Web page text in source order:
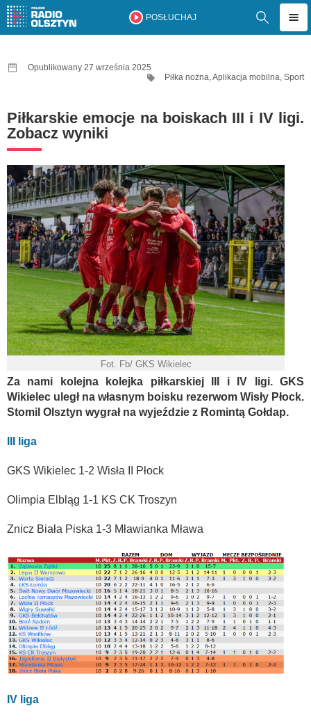
POSŁUCHAJ
Opublikowany 27 września 2025
Piłka nożna,Aplikacja mobilna, Sport
Piłkarskie emocje na boiskach III i IV ligi.
Zobacz wyniki
Fot. Fb/ GKS Wikielec
Za nami kolejna kolejka piłkarskiej III i IV ligi. GKS
Wikielec uległ na własnym boisku rezerwom Wisły Płock.
Stomil Olsztyn wygrał na wyjeździe z Romintą Gołdap.
III liga
GKS Wikielec 1-2 Wisła II Płock
Olimpia Elbląg 1-1 KS CK Troszyn
Znicz Biała Piska 1-3 Mławianka Mława
IV liga